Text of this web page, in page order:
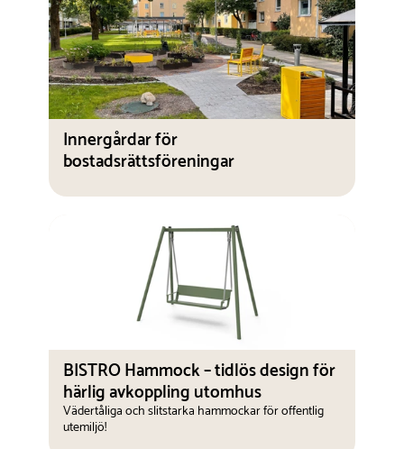
Innergårdar för
bostadsrättsföreningar
BISTRO Hammock – tidlös design för
härlig avkoppling utomhus
Vädertåliga och slitstarka hammockar för offentlig
utemiljö!